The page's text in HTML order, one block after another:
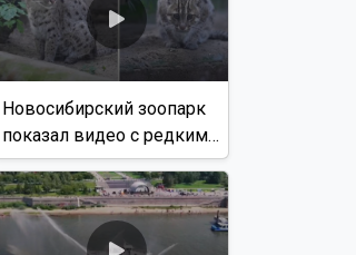
Новосибирский зоопарк
показал видео с редким
виверровым котом